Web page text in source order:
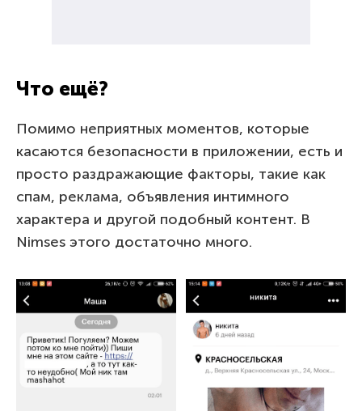
Что ещё?
Помимо неприятных моментов, которые
касаются безопасности в приложении, есть и
просто раздражающие факторы, такие как
спам, реклама, объявления интимного
характера и другой подобный контент. В
Nimses этого достаточно много.